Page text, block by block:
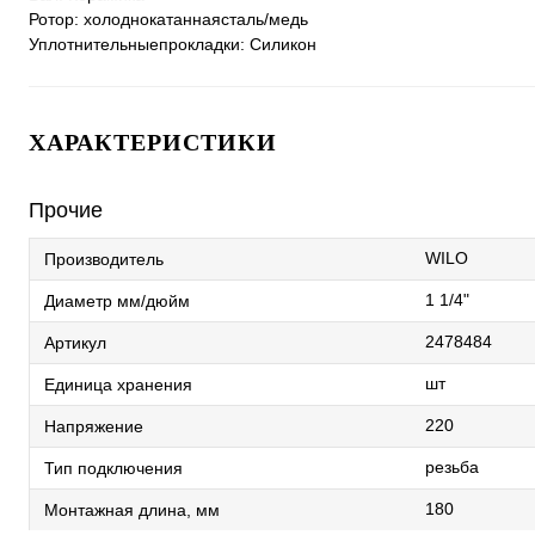
Ротор: холоднокатаннаясталь/медь
Уплотнительныепрокладки: Силикон
ХАРАКТЕРИСТИКИ
Прочие
Производитель WILO
Диаметр мм/дюйм 1 1/4"
Артикул 2478484
Единица хранения шт
Напряжение 220
Тип подключения резьба
Монтажная длина, мм 180